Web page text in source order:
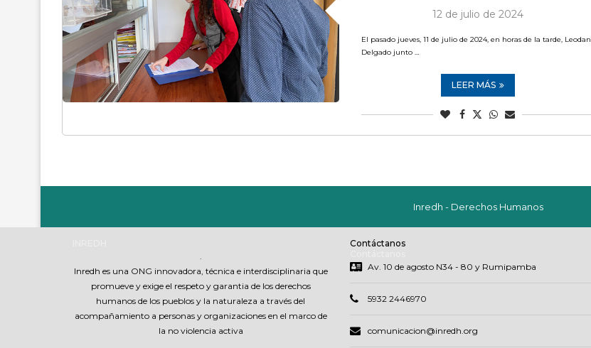
12 de julio de 2024
El pasado jueves, 11 de julio de 2024, en horas de la tarde, Leodan
Delgado junto …
LEER MÁS
Inredh - Derechos Humanos
.
Inredh es una ONG innovadora, técnica e interdisciplinaria que
promueve y exige el respeto y garantia de los derechos
humanos de los pueblos y la naturaleza a través del
acompañamiento a personas y organizaciones en el marco de
la no violencia activa
Contáctanos
Av. 10 de agosto N34 - 80 y Rumipamba
5932 2446970
comunicacion@inredh.org